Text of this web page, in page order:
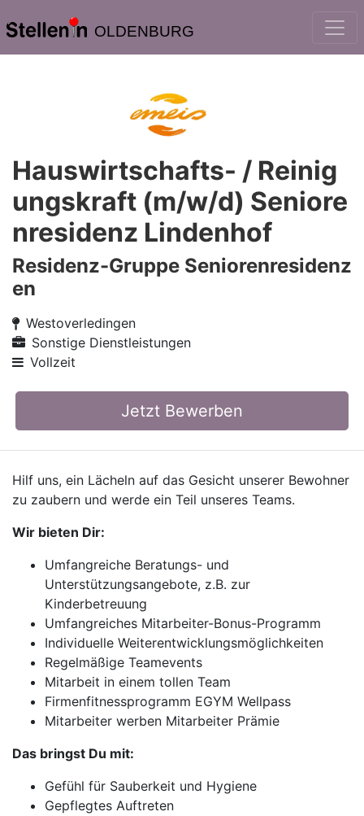
OLDENBURG
Hauswirtschafts- / Reinig
ungskraft (m/w/d) Seniore
nresidenz Lindenhof
Residenz-Gruppe Seniorenresidenz
en
Westoverledingen
Sonstige Dienstleistungen
Vollzeit
Jetzt Bewerben
Hilf uns, ein Lächeln auf das Gesicht unserer Bewohner
zu zaubern und werde ein Teil unseres Teams.
Wir bieten Dir:
Umfangreiche Beratungs- und
Unterstützungsangebote, z.B. zur
Kinderbetreuung
Umfangreiches Mitarbeiter-Bonus-Programm
Individuelle Weiterentwicklungsmöglichkeiten
Regelmäßige Teamevents
Mitarbeit in einem tollen Team
Firmenfitnessprogramm EGYM Wellpass
Mitarbeiter werben Mitarbeiter Prämie
Das bringst Du mit:
Gefühl für Sauberkeit und Hygiene
Gepflegtes Auftreten